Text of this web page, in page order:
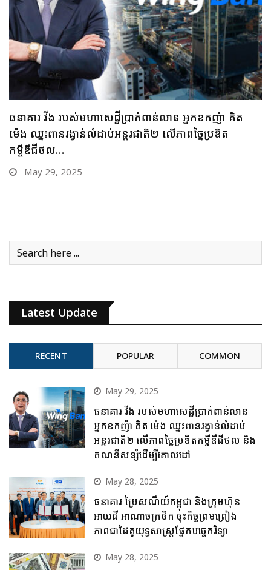
ធនាគារ ប្រៃសណីយ៍កម្ពុជា និងក្រុមហ៊ុន អាយជី អាណា
ចក្រថិក ចុះកិច្ចព្រមព្រៀងភាពជាដៃគូយុទ្ធសាស្ត្រផ្នែកបច្ចេកវិទ្យា
May 28, 2025
Latest Update
RECENT POPULAR COMMON
May 29, 2025
ធនាគារ វីង របស់មហាសេដ្ឋីប្រាក់ពាន់លាន
អ្នកឧកញ៉ា គិត ម៉េង ឈ្នះពានរង្វាន់លំដាប់
អន្តរជាតិ២ លើភាពច្នៃប្រឌិតកម្ចីឌីជីថល និង
គណនីសន្សំដើម្បីគោលដៅ
May 28, 2025
ធនាគារ ប្រៃសណីយ៍កម្ពុជា និងក្រុមហ៊ុន
អាយជី អាណាចក្រថិក ចុះកិច្ចព្រមព្រៀង
ភាពជាដៃគូយុទ្ធសាស្ត្រផ្នែកបច្ចេកវិទ្យា
May 28, 2025